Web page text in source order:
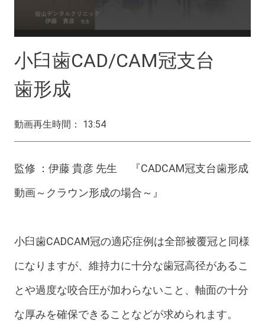
小臼歯CAD/CAM冠支台
歯形成
動画再生時間： 13:54
監修 ：伊藤 貴彦 先生 『CADCAM冠支台歯形成
動画～クラウン形成の場合～』
小臼歯CADCAM冠の適応症例は全部被覆冠と同様
になりますが、維持力に十分な歯冠高径があるこ
とや過度な咬合圧が加わらないこと、軸面の十分
な厚みを確保できることなどが求められます。